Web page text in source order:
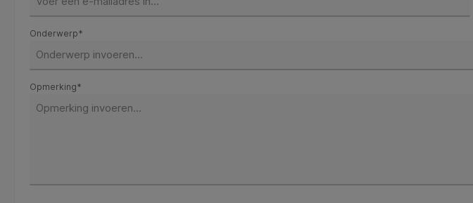
Onderwerp*
Opmerking*